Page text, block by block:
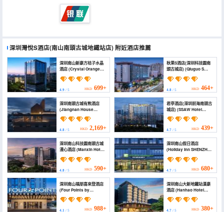
深圳灣悅S酒店(南山南頭古城地鐵站店) 附近酒店推薦
深圳南山新豪方桔子水晶
酒店 (Crystal Orange
(Shenzhen Nanshan
Xinhaofang Branch))
4.9 / 5 HKD 699+
秋果S酒店(深圳科技園南
頭古城店) (Qiuguo S
Hotel (Shenzhen
Science and
Technology Park
Nantou Ancient City))
4.8/ 5 HKD 464+
深圳南頭古城有熊酒店
(Jiangnan House
Nantou)
4.8 / 5 HKD 2,169+
君亭酒店(深圳前海南頭古
城店) (SSAW Hotel
Shenzhen Qianhai
Nantou Ancient Town)
4.7/ 5 HKD 439+
深圳南山科技園南頭古城
漫心酒店 (Manxin Hotel
Science Park Nantou
Ancient City)
4.8 / 5 HKD 590+
深圳南山假日酒店
(Holiday Inn SHENZHEN
4.7/ 5 HKD 680+
深圳南山福朋喜來登酒店
(Four Points by
Sheraton Shenzhen
Nanshan)
4.1 / 5 HKD 988+
深圳南山大新地鐵站漢豪
酒店 (Hanhao Hotel
Shenzhen Nanshan
Daxin Metro Station)
4.7/ 5 HKD 380+